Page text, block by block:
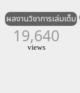
ผลงานวิชาการเล่มเต็ม
19,640
views